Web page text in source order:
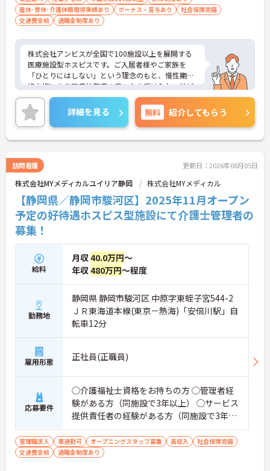
産休･育休･介護休暇取得実績あり
ボーナス・賞与あり
社会保険完備
交通費支給
退職金制度あり
株式会社アンビスが全国で100施設以上を展開する
医療施設型ホスピスです。ご入居者様やご家族を
「ひとりにはしない」という理念のもと、慢性期や
終末期にあり医療依存度の高い方を受け入れ、地域
医療を支える社会的意義の高い事業を推進していま
す。現場には看護師が24時間常駐しています。急変
時の対応や医療行為は看護師が担当するため、初任
者研修や実務者研修の方も食事介助や入浴介助など
の生活を支えるケアに専念できる環境です。多職種
連携の体制がしっかりと整っています。働き方の面
では、夜勤明けの翌日が原則として公休となるほ
か、月平均の残業時間も5時間から7時間程度とかな
り少なめです。常勤スタッフの比率が90パーセント
を超えているため急な勤務変更が発生しにくく、あ
らかじめ決められた訪問予定表に沿って規則正しく
働けます。入職後は現場スタッフによるお一人おひ
とりに合わせた個別のOJT研修が実施されます。eラ
専門性を着実に深めていける環境が用意されていま
す。
★おすすめPOINT★
＜個別ＯＪＴとチーム連携で着実に成長！＞
・入職後はお一人おひとりの習熟度に合わせた個別
のＯＪＴ研修を実施し、ｅラーニングを用いた学習
の機会も提供されます
・施設内には看護師が24時間常駐しており、急変時
の対応や専門的な医療処置は看護師が担当するため
負担が減ります
・介護スタッフと看護スタッフの比率が1対1で相談
しやすく、初任者研修や実務者研修からでも着実に
専門性を高められます
＜残業月7時間以下で身体の負担を軽減！＞
・常勤で働くスタッフの比率が90パーセント以上と
高く、急なシフト変更や無理な長時間勤務が発生し
にくい人員体制です
・訪問スケジュールに沿って施設内でのケアを行う
詳細を見る 無料 紹介してもらう
訪問看護 更新日：2026年08月05日
株式会社MYメディカルユイリア静岡 株式会社MYメディカル
【静岡県／静岡市駿河区】2025年11月オープン
予定の好待遇ホスピス型施設にて介護士管理者の
募集！
給料
月収40.0万円～
年収480万円～程度
勤務地
静岡県 静岡市駿河区 中原字東蛭子宮544-2
ＪＲ東海道本線(東京－熱海)「安倍川駅」自
転車12分
雇用形態 正社員(正職員)
応募要件
◯介護福祉士資格をお持ちの方 ◯管理者経
験がある方（同施設で3年以上） ◯サービス
提供責任者の経験がある方（同施設で3年以
上） ◯訪問介護経験がある方 ◯PCスキル
（PC操作、Word・Excel※初級レベル以
上）
管理職求人 車通勤可 オープニングスタッフ募集 高収入
社会保険完備
交通費支給
退職金制度あり